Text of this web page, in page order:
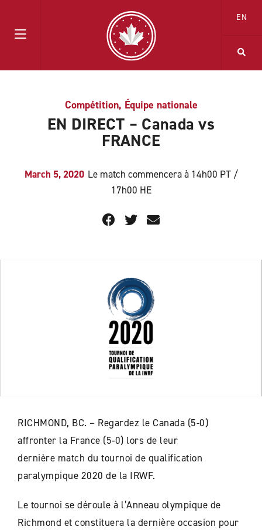
EN
Compétition, Équipe nationale
EN DIRECT – Canada vs
FRANCE
March 5, 2020 Le match commencera à 14h00 PT /
17h00 HE
RICHMOND, BC. – Regardez le Canada (5-0)
affronter la France (5-0) lors de leur
dernière match du tournoi de qualification
paralympique 2020 de la IRWF.
Le tournoi se déroule à l’Anneau olympique de
Richmond et constituera la dernière occasion pour